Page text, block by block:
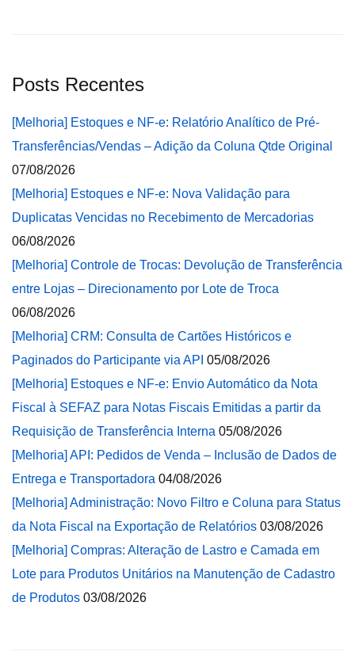
Posts Recentes
[Melhoria] Estoques e NF-e: Relatório Analítico de Pré-
Transferências/Vendas – Adição da Coluna Qtde Original
07/08/2026
[Melhoria] Estoques e NF-e: Nova Validação para
Duplicatas Vencidas no Recebimento de Mercadorias
06/08/2026
[Melhoria] Controle de Trocas: Devolução de Transferência
entre Lojas – Direcionamento por Lote de Troca
06/08/2026
[Melhoria] CRM: Consulta de Cartões Históricos e
Paginados do Participante via API 05/08/2026
[Melhoria] Estoques e NF-e: Envio Automático da Nota
Fiscal à SEFAZ para Notas Fiscais Emitidas a partir da
Requisição de Transferência Interna 05/08/2026
[Melhoria] API: Pedidos de Venda – Inclusão de Dados de
Entrega e Transportadora 04/08/2026
[Melhoria] Administração: Novo Filtro e Coluna para Status
da Nota Fiscal na Exportação de Relatórios 03/08/2026
[Melhoria] Compras: Alteração de Lastro e Camada em
Lote para Produtos Unitários na Manutenção de Cadastro
de Produtos 03/08/2026